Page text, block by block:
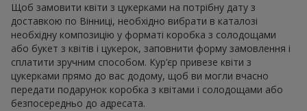
Щоб замовити квіти з цукерками на потрібну дату з
доставкою по Вінниці, необхідно вибрати в каталозі
необхідну композицію у форматі коробка з солодощами
або букет з квітів і цукерок, заповнити форму замовлення і
сплатити зручним способом. Кур’єр привезе квіти з
цукерками прямо до вас додому, щоб ви могли вчасно
передати подарунок коробка з квітами і солодощами або
безпосередньо до адресата.